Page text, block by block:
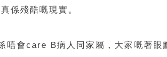
係殘酷嘅現實。
唔會care B病人同家屬，大家嘅著